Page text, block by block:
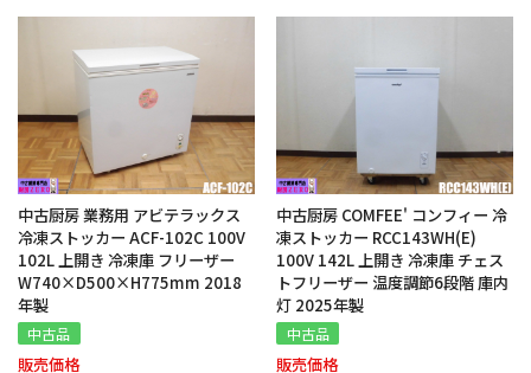
中古厨房 業務用 アビテラックス
冷凍ストッカー ACF-102C 100V
102L 上開き 冷凍庫 フリーザー
W740×D500×H775mm 2018
年製
中古品
販売価格
中古厨房 COMFEE' コンフィー 冷
凍ストッカー RCC143WH(E)
100V 142L 上開き 冷凍庫 チェス
トフリーザー 温度調節6段階 庫内
灯 2025年製
中古品
販売価格